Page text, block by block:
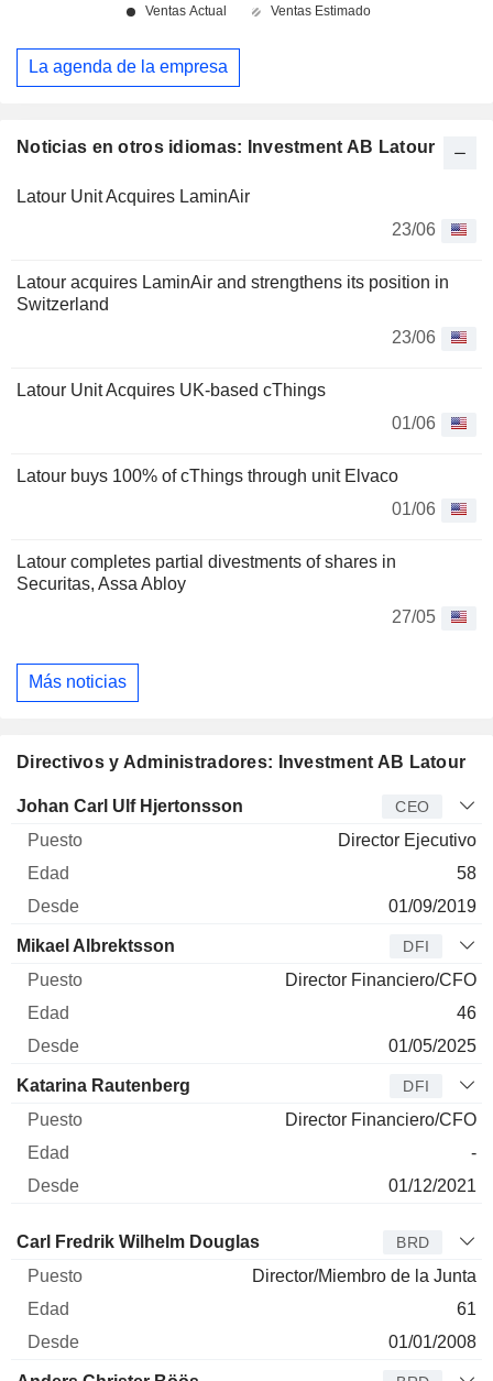
Noticias en otros idiomas: Investment AB Latour
Latour Unit Acquires LaminAir
23/06
Latour acquires LaminAir and strengthens its position in
Switzerland
23/06
Latour Unit Acquires UK-based cThings
01/06
Latour buys 100% of cThings through unit Elvaco
01/06
Latour completes partial divestments of shares in
Securitas, Assa Abloy
27/05
Más noticias
Directivos y Administradores: Investment AB Latour
Director Puesto Edad Desde
Johan Carl Ulf Hjertonsson CEO
Director Ejecutivo
58
01/09/2019
Mikael Albrektsson DFI
Director Financiero/CFO
46
01/05/2025
Katarina Rautenberg DFI
Director Financiero/CFO
-
01/12/2021
Administrador Puesto Edad Desde
Carl Fredrik Wilhelm Douglas BRD
Director/Miembro de la Junta
61
01/01/2008
La agenda de la empresa